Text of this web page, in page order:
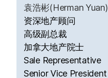
袁浩彬(Herman Yuan)
资深地产顾问
高级副总裁
加拿大地产院士
Sale Representative
Senior Vice President